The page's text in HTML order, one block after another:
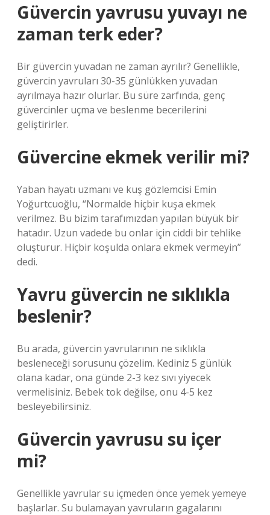
Güvercin yavrusu yuvayı ne
zaman terk eder?
Bir güvercin yuvadan ne zaman ayrılır? Genellikle,
güvercin yavruları 30-35 günlükken yuvadan
ayrılmaya hazır olurlar. Bu süre zarfında, genç
güvercinler uçma ve beslenme becerilerini
geliştirirler.
Güvercine ekmek verilir mi?
Yaban hayatı uzmanı ve kuş gözlemcisi Emin
Yoğurtcuoğlu, “Normalde hiçbir kuşa ekmek
verilmez. Bu bizim tarafımızdan yapılan büyük bir
hatadır. Uzun vadede bu onlar için ciddi bir tehlike
oluşturur. Hiçbir koşulda onlara ekmek vermeyin”
dedi.
Yavru güvercin ne sıklıkla
beslenir?
Bu arada, güvercin yavrularının ne sıklıkla
besleneceği sorusunu çözelim. Kediniz 5 günlük
olana kadar, ona günde 2-3 kez sıvı yiyecek
vermelisiniz. Bebek tok değilse, onu 4-5 kez
besleyebilirsiniz.
Güvercin yavrusu su içer
mi?
Genellikle yavrular su içmeden önce yemek yemeye
başlarlar. Su bulamayan yavruların gagalarını